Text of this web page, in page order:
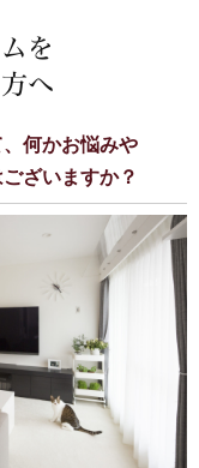
を
へ
何かお悩みや
ざいますか？